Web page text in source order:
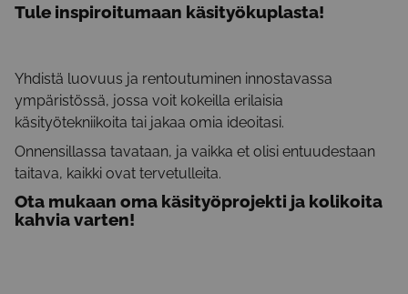
Tule inspiroitumaan käsityökuplasta!
Yhdistä luovuus ja rentoutuminen innostavassa
ympäristössä, jossa voit kokeilla erilaisia
käsityötekniikoita tai jakaa omia ideoitasi.
Onnensillassa tavataan, ja vaikka et olisi entuudestaan
taitava, kaikki ovat tervetulleita.
Ota mukaan oma käsityöprojekti ja kolikoita
kahvia varten!